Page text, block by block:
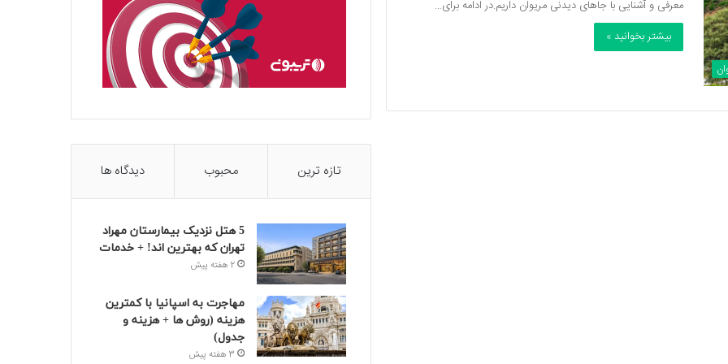
معرفی و آشنایی با جاهای دیدنی مریوان داریم.در ادامه برای…
بیشتر بخوانید »
تازه ترین محبوب دیدگاه ها
5 هتل نزدیک بیمارستان مهراد
تهران که بهترین‌ اند! + خدمات
2 هفته پیش
مهاجرت به اسپانیا با کمترین
هزینه (روش ها + هزینه و
جدول)
3 هفته پیش